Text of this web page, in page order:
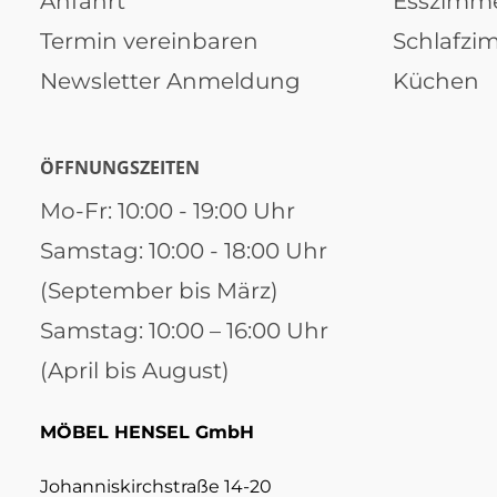
Termin vereinbaren
Newsletter Anmeldung
Küchen
ÖFFNUNGSZEITEN
Mo-Fr: 10:00 - 19:00 Uhr
Samstag: 10:00 - 18:00 Uhr
(September bis März)
Samstag: 10:00 – 16:00 Uhr
(April bis August)
MÖBEL HENSEL GmbH
Johanniskirchstraße 14-20